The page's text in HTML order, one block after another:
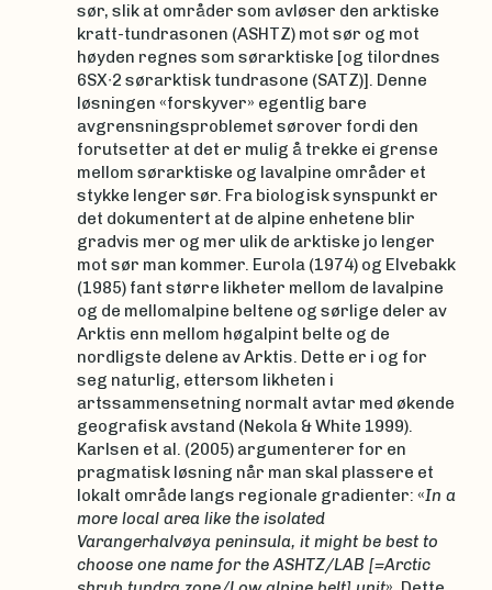
sør, slik at områder som avløser den arktiske
kratt-tundrasonen (ASHTZ) mot sør og mot
høyden regnes som sørarktiske [og tilordnes
6SX∙2 sørarktisk tundrasone (SATZ)]. Denne
løsningen «forskyver» egentlig bare
avgrensningsproblemet sørover fordi den
forutsetter at det er mulig å trekke ei grense
mellom sørarktiske og lavalpine områder et
stykke lenger sør. Fra biologisk synspunkt er
det dokumentert at de alpine enhetene blir
gradvis mer og mer ulik de arktiske jo lenger
mot sør man kommer. Eurola (1974) og Elvebakk
(1985) fant større likheter mellom de lavalpine
og de mellomalpine beltene og sørlige deler av
Arktis enn mellom høgalpint belte og de
nordligste delene av Arktis. Dette er i og for
seg naturlig, ettersom likheten i
artssammensetning normalt avtar med økende
geografisk avstand (Nekola & White 1999).
Karlsen et al. (2005) argumenterer for en
pragmatisk løsning når man skal plassere et
lokalt område langs regionale gradienter: «In a
more local area like the isolated
Varangerhalvøya peninsula, it might be best to
choose one name for the ASHTZ/LAB [=Arctic